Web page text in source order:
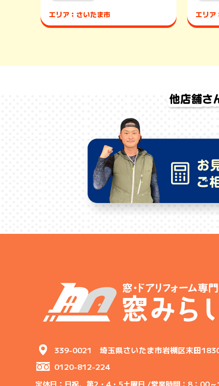
エリア：さいたま市 エリア
339-0021 埼玉県さいたま市岩槻区末田
0120-812-224
定休日：日祝、第2・4・5土曜日 /営業時間：8：00